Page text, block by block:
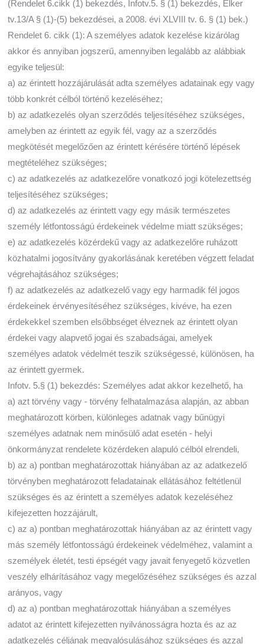
(Rendelet 6.cikk (1) bekezdés, Infotv.5. § (1) bekezdés, Elker
tv.13/A § (1)-(5) bekezdései, a 2008. évi XLVIII tv. 6. § (1) bek.)
Rendelet 6. cikk (1): A személyes adatok kezelése kizárólag
akkor és annyiban jogszerű, amennyiben legalább az alábbiak
egyike teljesül:
a) az érintett hozzájárulását adta személyes adatainak egy vagy
több konkrét célból történő kezeléséhez;
b) az adatkezelés olyan szerződés teljesítéséhez szükséges,
amelyben az érintett az egyik fél, vagy az a szerződés
megkötését megelőzően az érintett kérésére történő lépések
megtételéhez szükséges;
c) az adatkezelés az adatkezelőre vonatkozó jogi kötelezettség
teljesítéséhez szükséges;
d) az adatkezelés az érintett vagy egy másik természetes
személy létfontosságú érdekeinek védelme miatt szükséges;
e) az adatkezelés közérdekű vagy az adatkezelőre ruházott
közhatalmi jogosítvány gyakorlásának keretében végzett feladat
végrehajtásához szükséges;
f) az adatkezelés az adatkezelő vagy egy harmadik fél jogos
érdekeinek érvényesítéséhez szükséges, kivéve, ha ezen
érdekekkel szemben elsőbbséget élveznek az érintett olyan
érdekei vagy alapvető jogai és szabadságai, amelyek
személyes adatok védelmét teszik szükségessé, különösen, ha
az érintett gyermek.
Infotv. 5.§ (1) bekezdés: Személyes adat akkor kezelhető, ha
a) azt törvény vagy - törvény felhatalmazása alapján, az abban
meghatározott körben, különleges adatnak vagy bűnügyi
személyes adatnak nem minősülő adat esetén - helyi
önkormányzat rendelete közérdeken alapuló célból elrendeli,
b) az a) pontban meghatározottak hiányában az az adatkezelő
törvényben meghatározott feladatainak ellátásához feltétlenül
szükséges és az érintett a személyes adatok kezeléséhez
kifejezetten hozzájárult,
c) az a) pontban meghatározottak hiányában az az érintett vagy
más személy létfontosságú érdekeinek védelméhez, valamint a
személyek életét, testi épségét vagy javait fenyegető közvetlen
veszély elhárításához vagy megelőzéséhez szükséges és azzal
arányos, vagy
d) az a) pontban meghatározottak hiányában a személyes
adatot az érintett kifejezetten nyilvánosságra hozta és az az
adatkezelés céljának megvalósulásához szükséges és azzal